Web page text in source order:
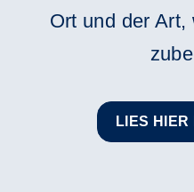
Ort und der
LIES HIER